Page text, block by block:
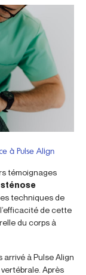
à Pulse Align
témoignages
sténose
techniques de
de cette
du corps à
arrivé à Pulse Align
Après